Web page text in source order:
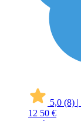
5,0 (8) |
12 50 €